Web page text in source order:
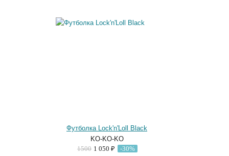
Футболка Lock'n'Loll Black
KO-KO-KO
1500 1 050 ₽ -30%